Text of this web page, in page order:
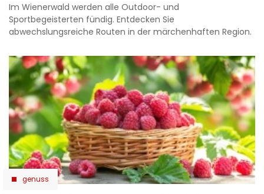
Im Wienerwald werden alle Outdoor- und
Sportbegeisterten fündig. Entdecken Sie
abwechslungsreiche Routen in der märchenhaften Region.
genuss